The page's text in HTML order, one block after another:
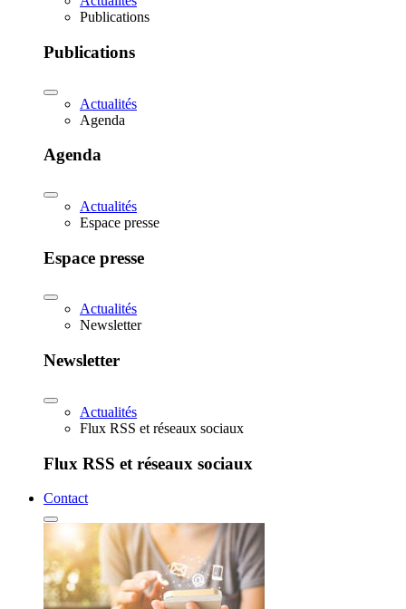
Publications
Publications
Actualités
Agenda
Agenda
Actualités
Espace presse
Espace presse
Actualités
Newsletter
Newsletter
Actualités
Flux RSS et réseaux sociaux
Flux RSS et réseaux sociaux
Contact